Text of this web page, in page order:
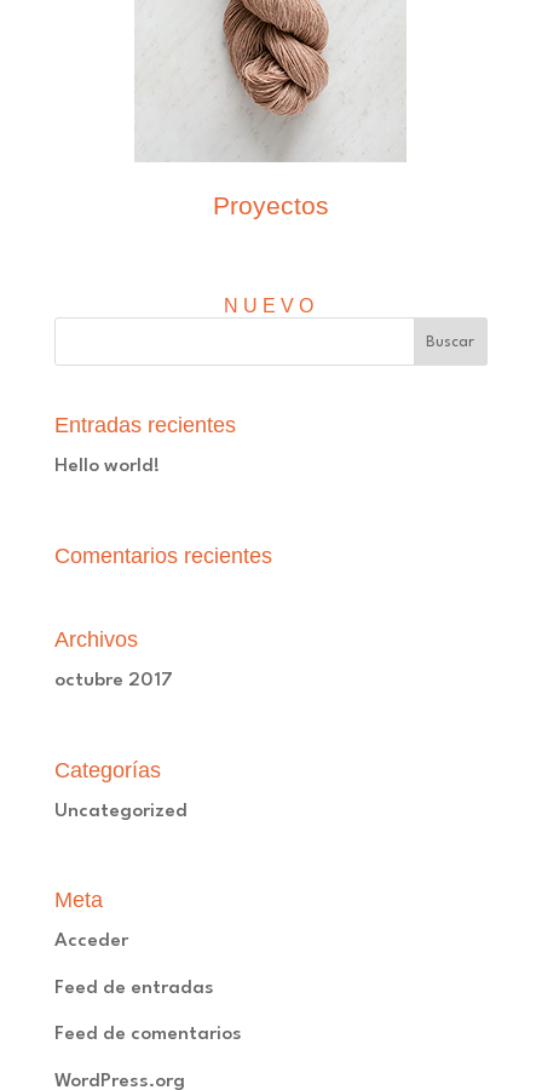
Proyectos
NUEVO
Entradas recientes
Hello world!
Comentarios recientes
Archivos
octubre 2017
Categorías
Uncategorized
Meta
Acceder
Feed de entradas
Feed de comentarios
WordPress.org